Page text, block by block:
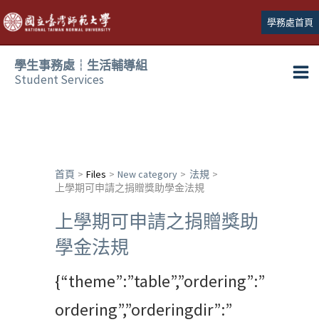
跳
至
主
學務處首頁
學生事務處┆生活輔導組
Student Services
首頁 Files New category
法規
上學期可申請之捐贈獎助學金法規
上學期可申請之捐贈獎助
學金法規
{“theme”:”table”,”ordering”:”
ordering”,”orderingdir”:”